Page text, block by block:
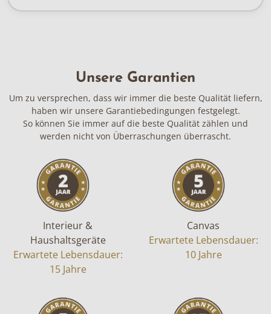
Unsere Garantien
Um zu versprechen, dass wir immer die beste Qualität liefern,
haben wir unsere Garantiebedingungen festgelegt.
So können Sie immer auf die beste Qualität zählen und
werden nicht von Überraschungen überrascht.
Interieur &
Haushaltsgeräte
Erwartete Lebensdauer:
15 Jahre
Canvas
Erwartete Lebensdauer:
10 Jahre